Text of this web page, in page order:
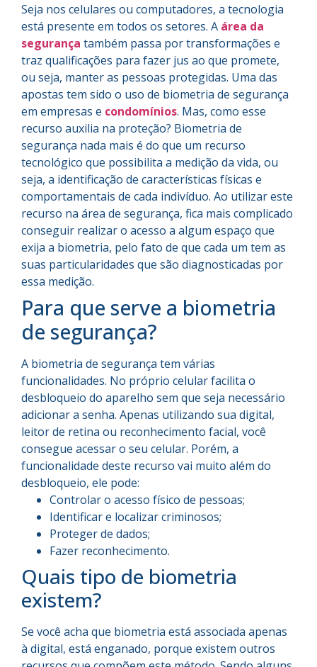
Seja nos celulares ou computadores, a tecnologia
está presente em todos os setores. A área da
segurança também passa por transformações e
traz qualificações para fazer jus ao que promete,
ou seja, manter as pessoas protegidas. Uma das
apostas tem sido o uso de biometria de segurança
em empresas e condomínios. Mas, como esse
recurso auxilia na proteção? Biometria de
segurança nada mais é do que um recurso
tecnológico que possibilita a medição da vida, ou
seja, a identificação de características físicas e
comportamentais de cada indivíduo. Ao utilizar este
recurso na área de segurança, fica mais complicado
conseguir realizar o acesso a algum espaço que
exija a biometria, pelo fato de que cada um tem as
suas particularidades que são diagnosticadas por
essa medição.
Para que serve a biometria
de segurança?
A biometria de segurança tem várias
funcionalidades. No próprio celular facilita o
desbloqueio do aparelho sem que seja necessário
adicionar a senha. Apenas utilizando sua digital,
leitor de retina ou reconhecimento facial, você
consegue acessar o seu celular. Porém, a
funcionalidade deste recurso vai muito além do
desbloqueio, ele pode:
Controlar o acesso físico de pessoas;
Identificar e localizar criminosos;
Proteger de dados;
Fazer reconhecimento.
Quais tipo de biometria
existem?
Se você acha que biometria está associada apenas
à digital, está enganado, porque existem outros